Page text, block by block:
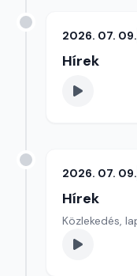
2026. 07. 09.
Hírek
2026. 07. 09.
Hírek
Közlekedés,